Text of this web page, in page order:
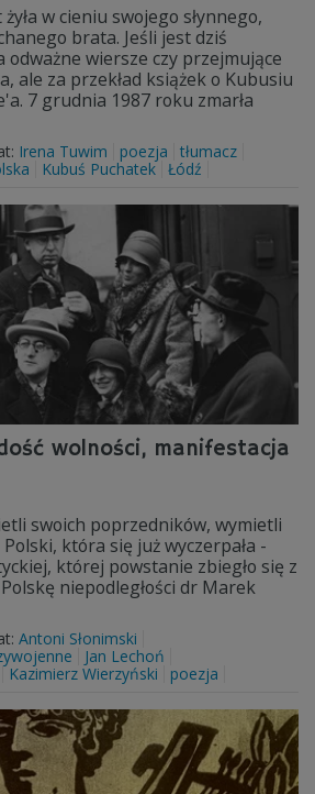
w cieniu swojego słynnego,
brata. Jeśli jest dziś
odważne wiersze czy przejmujące
ale za przekład książek o Kubusiu
7 grudnia 1987 roku zmarła
Irena Tuwim poezja
tłumacz
Kubuś Puchatek Łódź
wolności, manifestacja
swoich poprzedników, wymietli
która się już wyczerpała -
której powstanie zbiegło się z
niepodległości dr Marek
Antoni Słonimski
Jan Lechoń
Kazimierz Wierzyński poezja